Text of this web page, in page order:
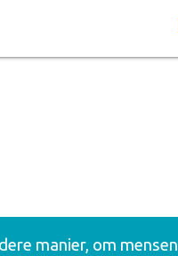
manier, om mensen